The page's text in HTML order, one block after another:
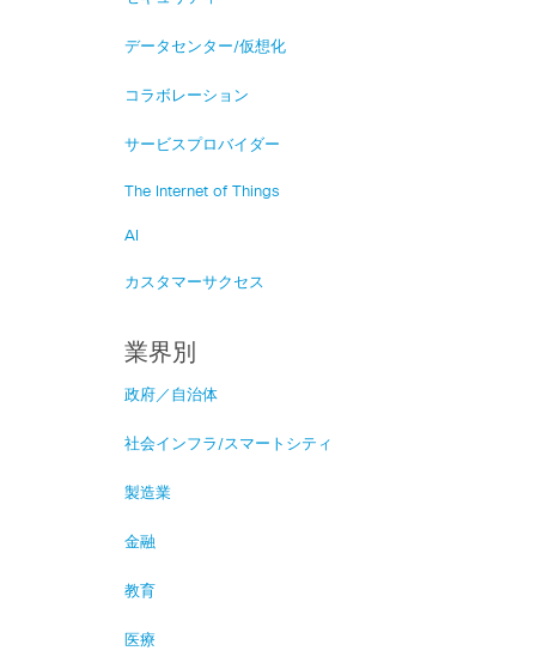
データセンター/仮想化
コラボレーション
サービスプロバイダー
The Internet of Things
AI
カスタマーサクセス
業界別
政府／自治体
社会インフラ/スマートシティ
製造業
金融
教育
医療